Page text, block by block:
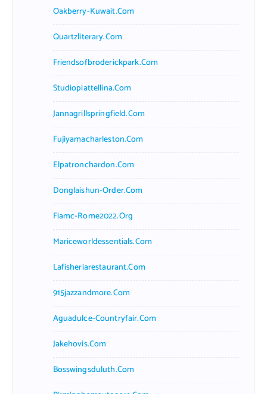
Oakberry-Kuwait.com
Quartzliterary.com
Friendsofbroderickpark.com
Studiopiattellina.com
Jannagrillspringfield.com
Fujiyamacharleston.com
Elpatronchardon.com
Donglaishun-Order.com
Fiamc-Rome2022.org
Mariceworldessentials.com
Lafisheriarestaurant.com
915jazzandmore.com
Aguadulce-Countryfair.com
Jakehovis.com
Bosswingsduluth.com